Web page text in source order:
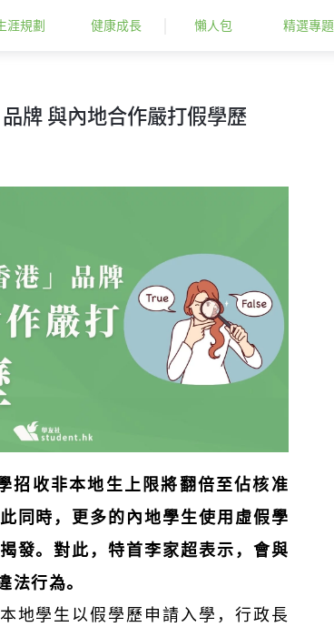
涯規劃 健康成長 懶人包 精選專題
牌 與內地合作嚴打假學歷
招收非本地生上限將翻倍至佔核准
同時，更多的內地學生使用虛假學
發。對此，特首李家超表示，會與
法行為。
地學生以假學歷申請入學，行政長